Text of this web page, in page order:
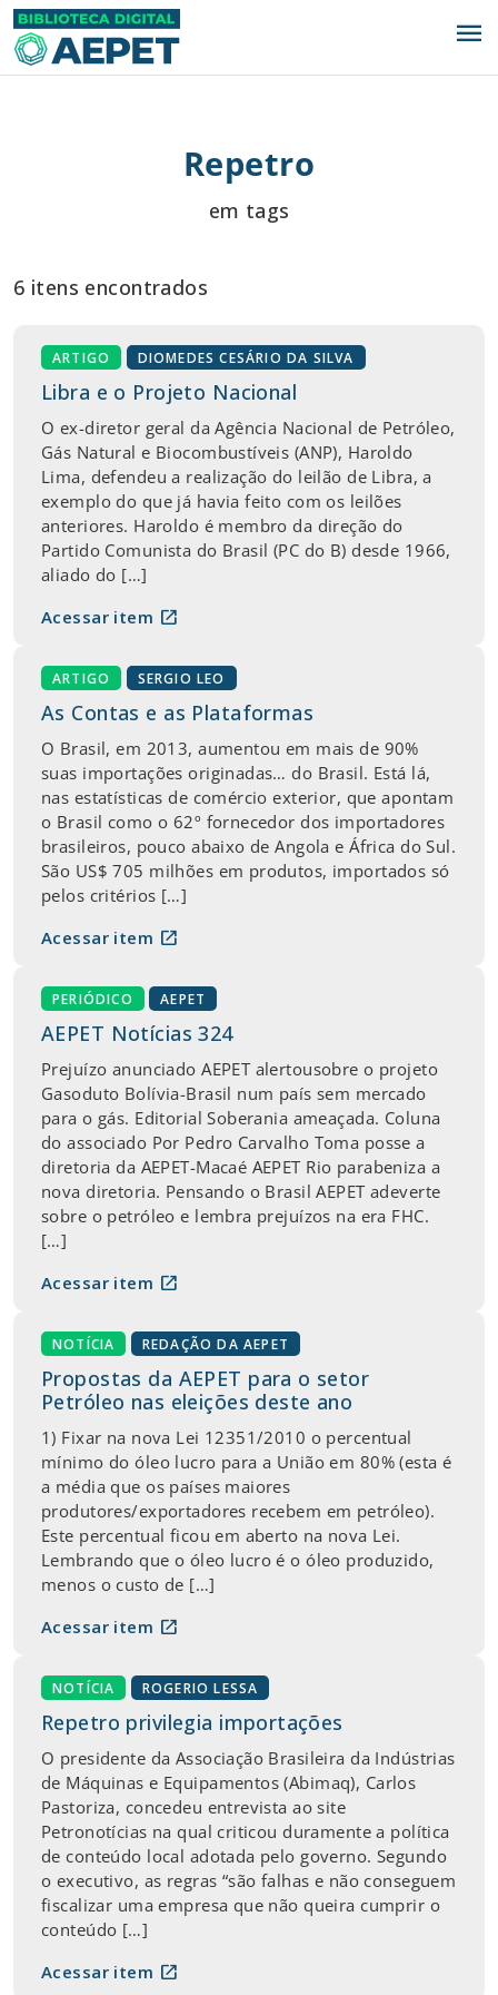
menu
Repetro
em tags
6 itens encontrados
ARTIGO DIOMEDES CESÁRIO DA SILVA
Libra e o Projeto Nacional
O ex-diretor geral da Agência Nacional de Petróleo,
Gás Natural e Biocombustíveis (ANP), Haroldo
Lima, defendeu a realização do leilão de Libra, a
exemplo do que já havia feito com os leilões
anteriores. Haroldo é membro da direção do
Partido Comunista do Brasil (PC do B) desde 1966,
aliado do […]
Acessar item open_in_new
ARTIGO SERGIO LEO
As Contas e as Plataformas
O Brasil, em 2013, aumentou em mais de 90%
suas importações originadas… do Brasil. Está lá,
nas estatísticas de comércio exterior, que apontam
o Brasil como o 62º fornecedor dos importadores
brasileiros, pouco abaixo de Angola e África do Sul.
São US$ 705 milhões em produtos, importados só
pelos critérios […]
Acessar item open_in_new
PERIÓDICO AEPET
AEPET Notícias 324
Prejuízo anunciado AEPET alertousobre o projeto
Gasoduto Bolívia-Brasil num país sem mercado
para o gás. Editorial Soberania ameaçada. Coluna
do associado Por Pedro Carvalho Toma posse a
diretoria da AEPET-Macaé AEPET Rio parabeniza a
nova diretoria. Pensando o Brasil AEPET adeverte
sobre o petróleo e lembra prejuízos na era FHC.
[…]
Acessar item open_in_new
NOTÍCIA REDAÇÃO DA AEPET
Propostas da AEPET para o setor
Petróleo nas eleições deste ano
1) Fixar na nova Lei 12351/2010 o percentual
mínimo do óleo lucro para a União em 80% (esta é
a média que os países maiores
produtores/exportadores recebem em petróleo).
Este percentual ficou em aberto na nova Lei.
Lembrando que o óleo lucro é o óleo produzido,
menos o custo de […]
Acessar item open_in_new
NOTÍCIA ROGERIO LESSA
Repetro privilegia importações
O presidente da Associação Brasileira da Indústrias
de Máquinas e Equipamentos (Abimaq), Carlos
Pastoriza, concedeu entrevista ao site
Petronotícias na qual criticou duramente a política
de conteúdo local adotada pelo governo. Segundo
o executivo, as regras “são falhas e não conseguem
fiscalizar uma empresa que não queira cumprir o
conteúdo […]
Acessar item open_in_new